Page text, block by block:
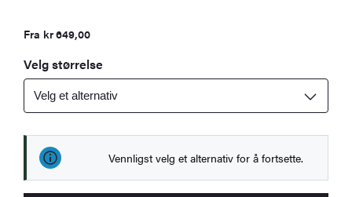
Fra kr649,00
Velg størrelse
Vennligst velg et alternativ for å fortsette.